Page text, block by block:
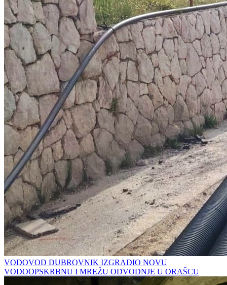
VODOVOD DUBROVNIK IZGRADIO NOVU
VODOOPSKRBNU I MREŽU ODVODNJE U ORAŠCU